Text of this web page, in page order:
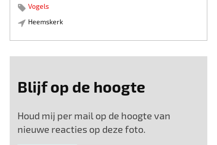
Vogels
Heemskerk
Blijf op de hoogte
Houd mij per mail op de hoogte van
nieuwe reacties op deze foto.